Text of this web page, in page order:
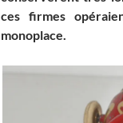
ces firmes
monoplace.